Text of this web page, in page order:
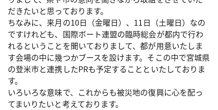
だきたいと思っております。
ちなみに、来月の10日（金曜日）、11日（土曜日）なの
ですけれども、国際ボート連盟の臨時総会が都内で行わ
れるということを聞いておりまして、都が用意いたしま
す会場の中に幾つかブースを設けます。そこの中で宮城県
の登米市と連携したPRも予定することといたしておりま
す。
いろいろな意味で、これからも被災地の復興に心を配っ
てまいりたいと考えております。